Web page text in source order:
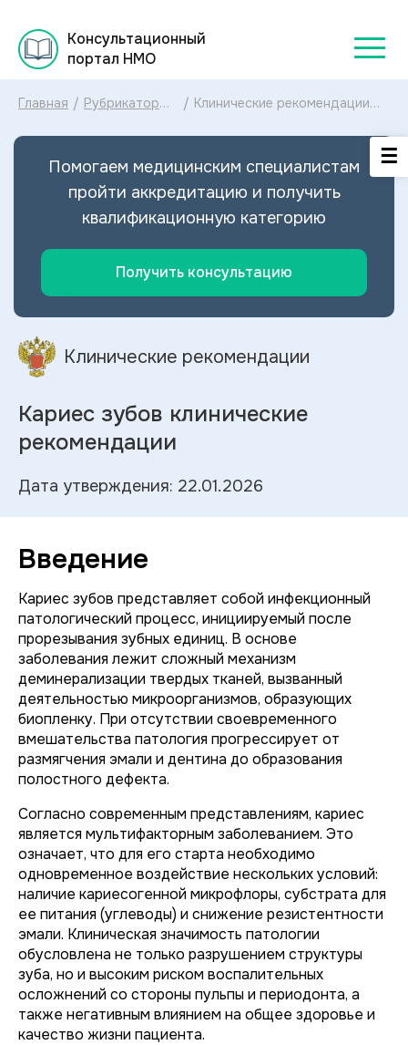
Консультационный
портал НМО
Главная / Рубрикатор
рекомендаций
/ Клинические рекомендации
диагностика и лечение
Помогаем медицинским специалистам
пройти аккредитацию и получить
квалификационную категорию
Получить консультацию
Клинические рекомендации
Кариес зубов клинические
рекомендации
Дата утверждения: 22.01.2026
Введение
Кариес зубов представляет собой инфекционный
патологический процесс, инициируемый после
прорезывания зубных единиц. В основе
заболевания лежит сложный механизм
деминерализации твердых тканей, вызванный
деятельностью микроорганизмов, образующих
биопленку. При отсутствии своевременного
вмешательства патология прогрессирует от
размягчения эмали и дентина до образования
полостного дефекта.
Согласно современным представлениям, кариес
является мультифакторным заболеванием. Это
означает, что для его старта необходимо
одновременное воздействие нескольких условий:
наличие кариесогенной микрофлоры, субстрата для
ее питания (углеводы) и снижение резистентности
эмали. Клиническая значимость патологии
обусловлена не только разрушением структуры
зуба, но и высоким риском воспалительных
осложнений со стороны пульпы и периодонта, а
также негативным влиянием на общее здоровье и
качество жизни пациента.